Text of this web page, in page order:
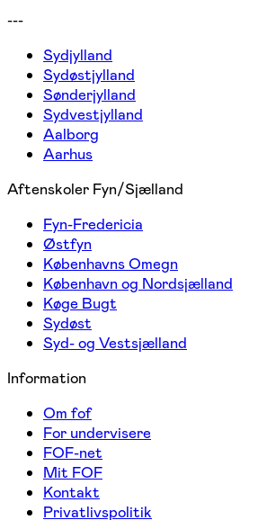
---
Sydjylland
Sydøstjylland
Sønderjylland
Sydvestjylland
Aalborg
Aarhus
Aftenskoler Fyn/Sjælland
Fyn-Fredericia
Østfyn
Københavns Omegn
København og Nordsjælland
Køge Bugt
Sydøst
Syd- og Vestsjælland
Information
Om fof
For undervisere
FOF-net
Mit FOF
Kontakt
Privatlivspolitik